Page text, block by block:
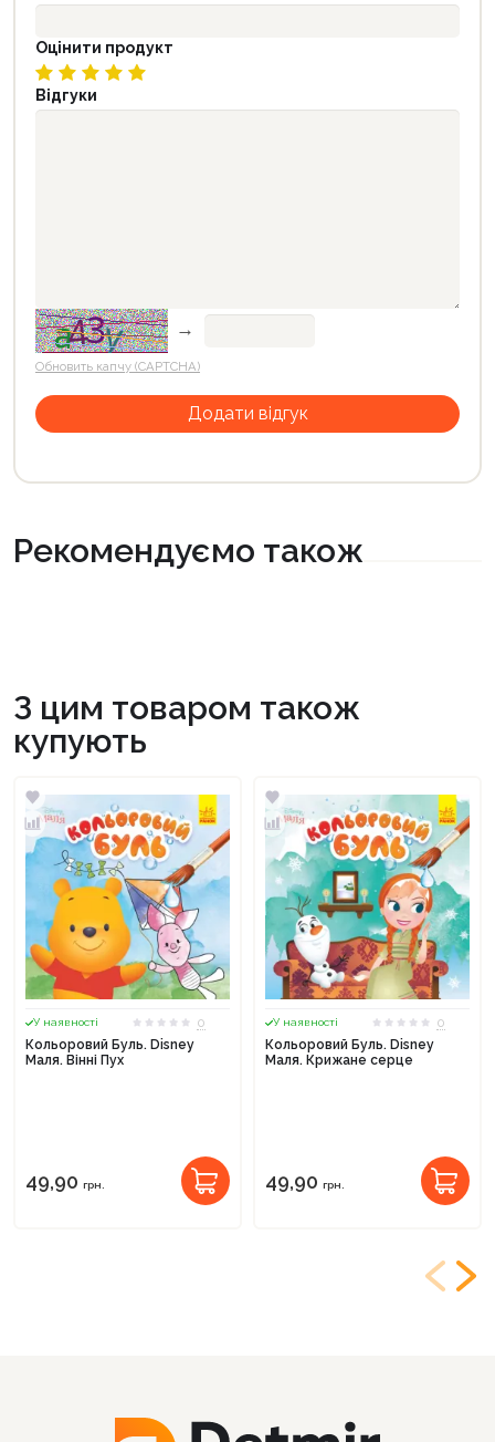
Оцінити продукт
Відгуки
→
Обновить капчу (CAPTCHA)
Рекомендуємо також
З цим товаром також
купують
У наявності
0
Кольоровий Буль. Disney
Маля. Вінні Пух
49,90 грн.
У наявності
0
Кольоровий Буль. Disney
Маля. Крижане серце
49,90 грн.